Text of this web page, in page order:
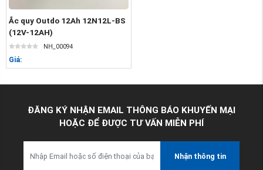
Ắc quy Outdo 12Ah 12N12L-BS
(12V-12AH)
NH_00094
Giá:
ĐĂNG KÝ NHẬN EMAIL THÔNG BÁO KHUYẾN MẠI
HOẶC ĐỂ ĐƯỢC TƯ VẤN MIỄN PHÍ
Nhận thông tin